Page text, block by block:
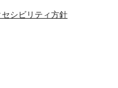
シビリティ方針